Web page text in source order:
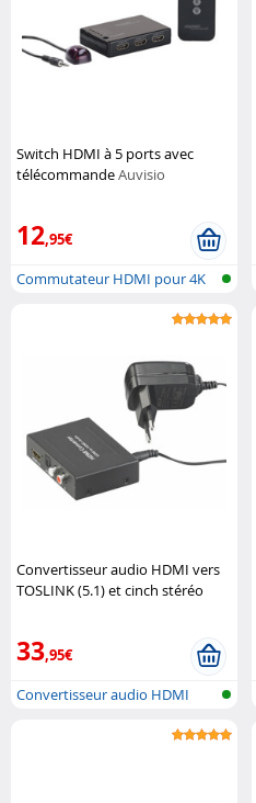
Switch HDMI à 5 ports avec
télécommandeAuvisio
12,95€
Commutateur HDMI pour 4K
Convertisseur audio HDMI vers
TOSLINK (5.1) et cinch stéréo
33,95€
Convertisseur audio HDMI